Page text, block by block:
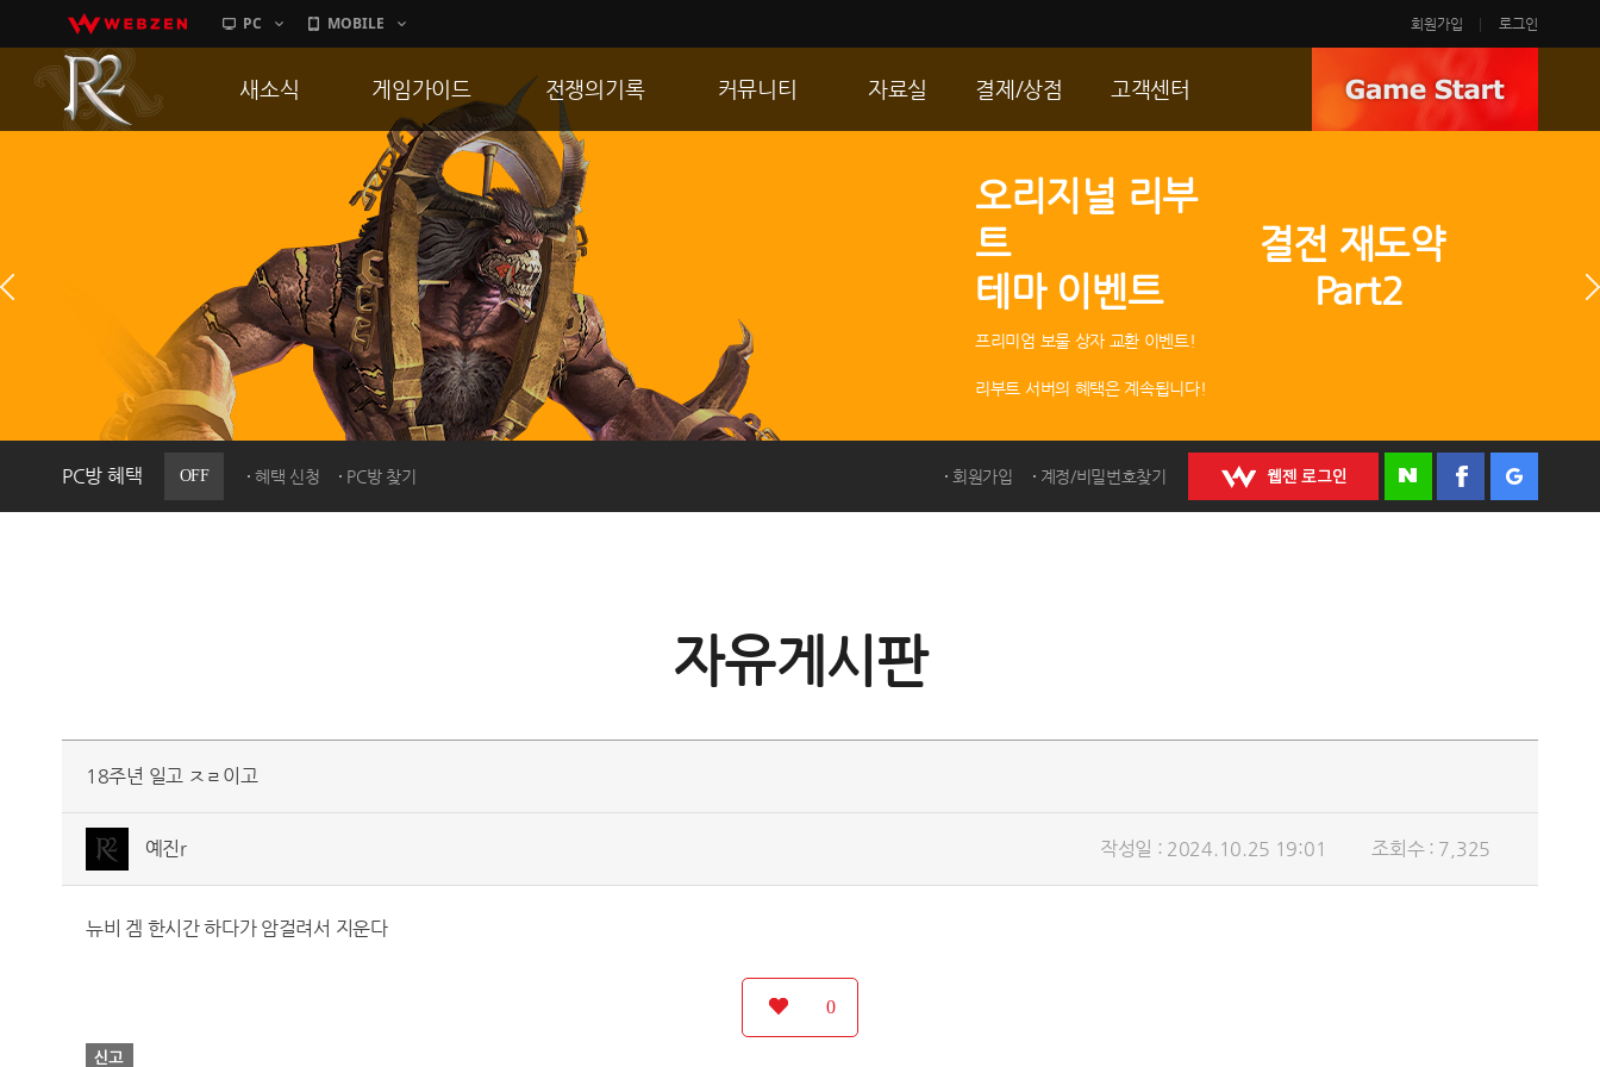
PC MOBILE 회원가입 로그인
오리지널 리부
트 결전 재도약
테마 이벤트 Part2
프리미엄 보물 상자 교환 이벤트!
리부트 서버의 혜택은 계속됩니다!
PC방 혜택 OFF 혜택 신청 PC방 찾기 회원가입 계정/비밀번호찾기
새소식
이벤트
히스토리
PC방으로간다
게임가이드
게임 특징
서버가이드
신병훈련소
세부가이드
통합보급센터
전쟁의기록
통합 길드전
공성 & 스팟
랭킹
R2Match
커뮤니티
GM노트
자료실 결제/상점
마이 Wshop
내 캐시
고객센터
문의/신고
운영정책
자유게시판
18주년 일고 ㅈㄹ이고
예진r 작성일 : 2024.10.25 19:01 조회수 : 7,325
뉴비 겜 한시간 하다가 암걸려서 지운다
0